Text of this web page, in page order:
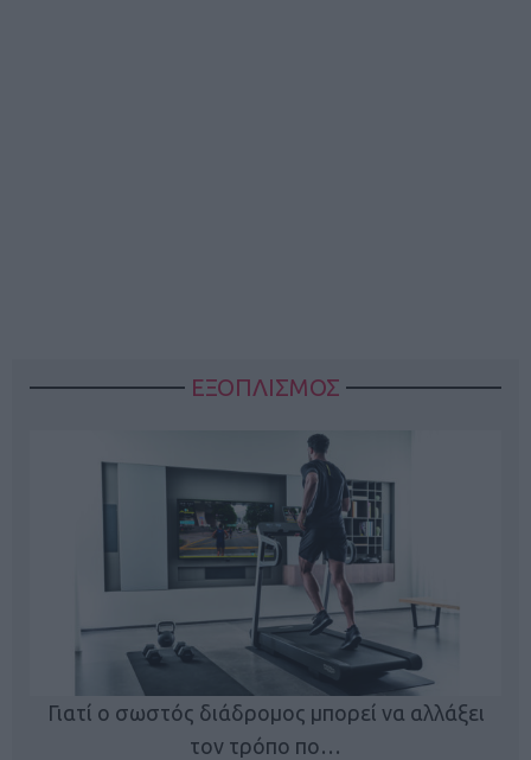
ΕΞΟΠΛΙΣΜΟΣ
Γιατί ο σωστός διάδρομος μπορεί να αλλάξει
τον τρόπο πο…